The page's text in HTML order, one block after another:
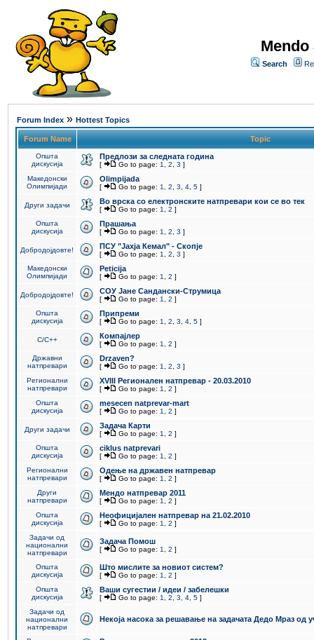
Search
Forum Index » Hottest Topics
Forum Name Topic
Општа
дискусија
Предлози за следната година
[ Go to page: 1 2 3 ]
Македонски
Олимпијади
Olimpijada
[ Go to page: 1 2 3 4 5 ]
Други задачи Во врска со електронските натпревари кои се во тек
[ Go to page: 1 2 ]
Општа
дискусија
Прашања
[ Go to page: 1 2 3 ]
Добродојдовте! ПCУ "Јахја Кемал" - Скопје
[ Go to page: 1 2 3 ]
Македонски
Олимпијади
Peticija
[ Go to page: 1 2 ]
Добродојдовте! СОУ Јане Сандански-Струмица
[ Go to page: 1 2 ]
Општа
дискусија
Припреми
[ Go to page: 1 2 3 4 5 ]
C/C++ Компајлер
[ Go to page: 1 2 ]
Државни
натпревари
Drzaven?
[ Go to page: 1 2 3 ]
Регионални
натпревари
XVIII Регионален натпревар - 20.03.2010
[ Go to page: 1 2 ]
Општа
дискусија
mesecen natprevar-mart
[ Go to page: 1 2 ]
Други задачи Задача Карти
[ Go to page: 1 2 ]
Општа
дискусија
ciklus natprevari
[ Go to page: 1 2 ]
Регионални
натпревари
Одење на државен натпревар
[ Go to page: 1 2 ]
Други
натпревари
Мендо натпревар 2011
[ Go to page: 1 2 ]
Општа
дискусија
Неофицијален натпревар на 21.02.2010
[ Go to page: 1 2 ]
Задачи од
национални
натпревари
Задача Помош
[ Go to page: 1 2 ]
Општа
дискусија
Што мислите за новиот систем?
[ Go to page: 1 2 ]
Општа
дискусија
Ваши сугестии / идеи / забелешки
[ Go to page: 1 2 3 4 5 ]
Задачи од
национални
натпревари
Некоја насока за решавање на задачата Дедо Мраз од